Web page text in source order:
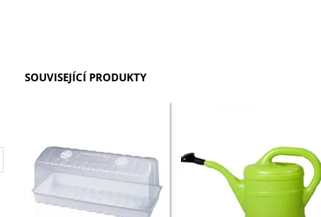
SOUVISEJÍCÍ PRODUKTY